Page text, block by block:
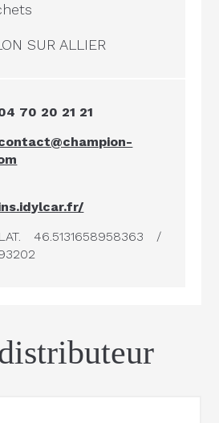
SUR ALLIER
70 20 21 21
LAT. 46.5131658958363 /